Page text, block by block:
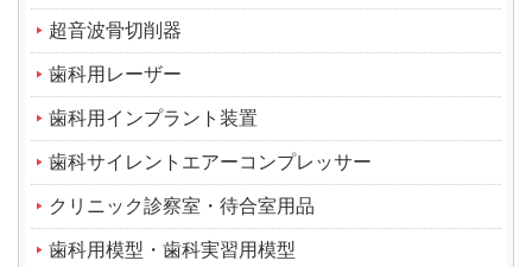
超音波骨切削器
歯科用レーザー
歯科用インプラント装置
歯科サイレントエアーコンプレッサー
クリニック診察室・待合室用品
歯科用模型・歯科実習用模型